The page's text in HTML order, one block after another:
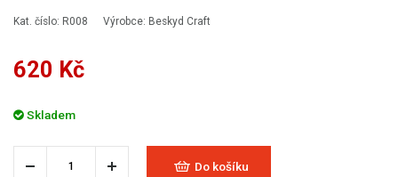
Kat. číslo: R008 Výrobce: Beskyd Craft
620 Kč
Skladem
Do košíku